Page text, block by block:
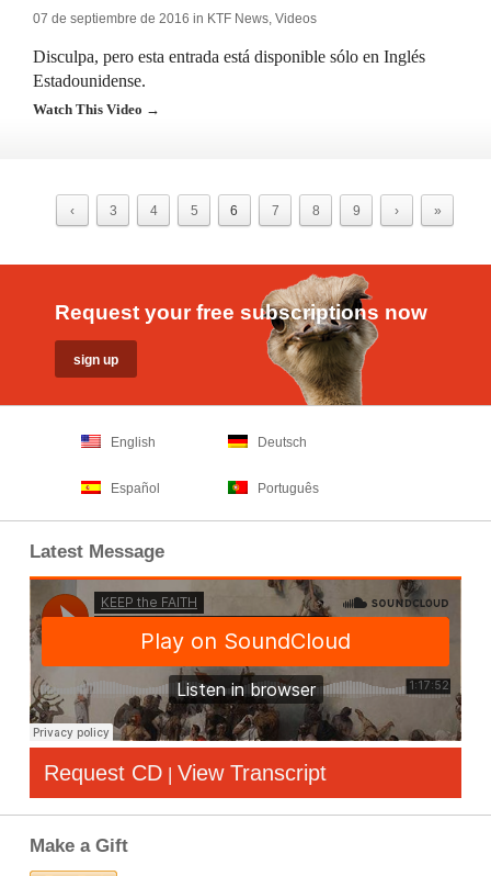
07 de septiembre de 2016 in KTF News, Videos
Disculpa, pero esta entrada está disponible sólo en Inglés
Estadounidense.
Watch This Video →
‹ 3 4 5 6 7 8 9 › »
Request your free subscriptions now
English Deutsch
Español Português
Latest Message
Request CD | View Transcript
Make a Gift